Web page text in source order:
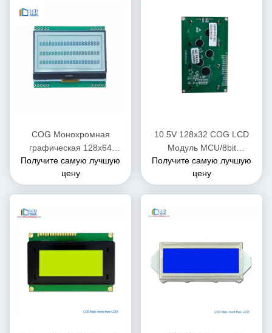
COG Монохромная
графическая 128x64
Монохромный ЖК-дисплей
6 часов
Получите самую лучшую
цену
10.5V 128x32 COG LCD
Модуль MCU/8bit
Интерфейс высокое
соотношение контраста
Получите самую лучшую
цену